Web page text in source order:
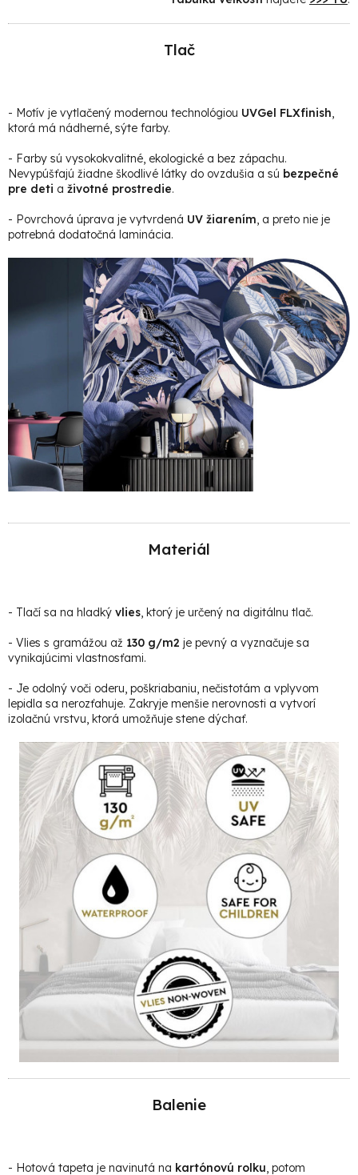
Tlač
- Motív je vytlačený modernou technológiou UVGel FLXfinish,
ktorá má nádherné, sýte farby.
- Farby sú vysokokvalitné, ekologické a bez zápachu.
Nevypúšťajú žiadne škodlivé látky do ovzdušia a sú bezpečné
pre deti a životné prostredie.
- Povrchová úprava je vytvrdená UV žiarením, a preto nie je
potrebná dodatočná laminácia.
Materiál
- Tlačí sa na hladký vlies, ktorý je určený na digitálnu tlač.
- Vlies s gramážou až 130 g/m2 je pevný a vyznačuje sa
vynikajúcimi vlastnosťami.
- Je odolný voči oderu, poškriabaniu, nečistotám a vplyvom
lepidla sa nerozťahuje. Zakryje menšie nerovnosti a vytvorí
izolačnú vrstvu, ktorá umožňuje stene dýchať.
Balenie
- Hotová tapeta je navinutá na kartónovú rolku, potom